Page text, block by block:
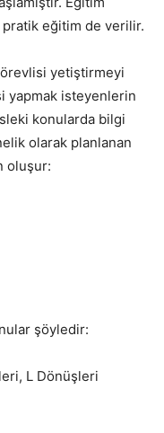
eğitim de verilir.
yetiştirmeyi
yapmak isteyenlerin
konularda bilgi
olarak planlanan
oluşur:
şöyledir:
L Dönüşleri